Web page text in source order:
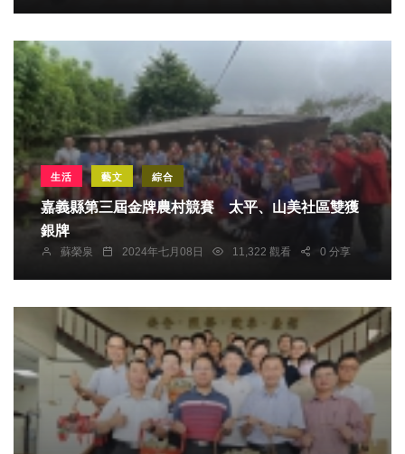
生活 藝文 綜合
嘉義縣第三屆金牌農村競賽 太平、山美社區雙獲
銀牌
蘇榮泉 2024年七月08日 11,322 觀看 0 分享